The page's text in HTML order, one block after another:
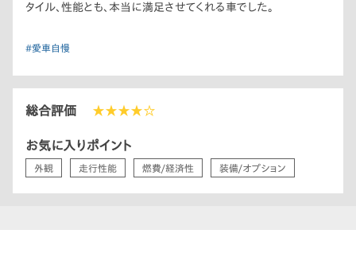
タイル、性能とも、本当に満足させてくれる車でした。
#愛車自慢
総合評価 ★★★★☆
お気に入りポイント
外観 走行性能 燃費/経済性 装備/オプション